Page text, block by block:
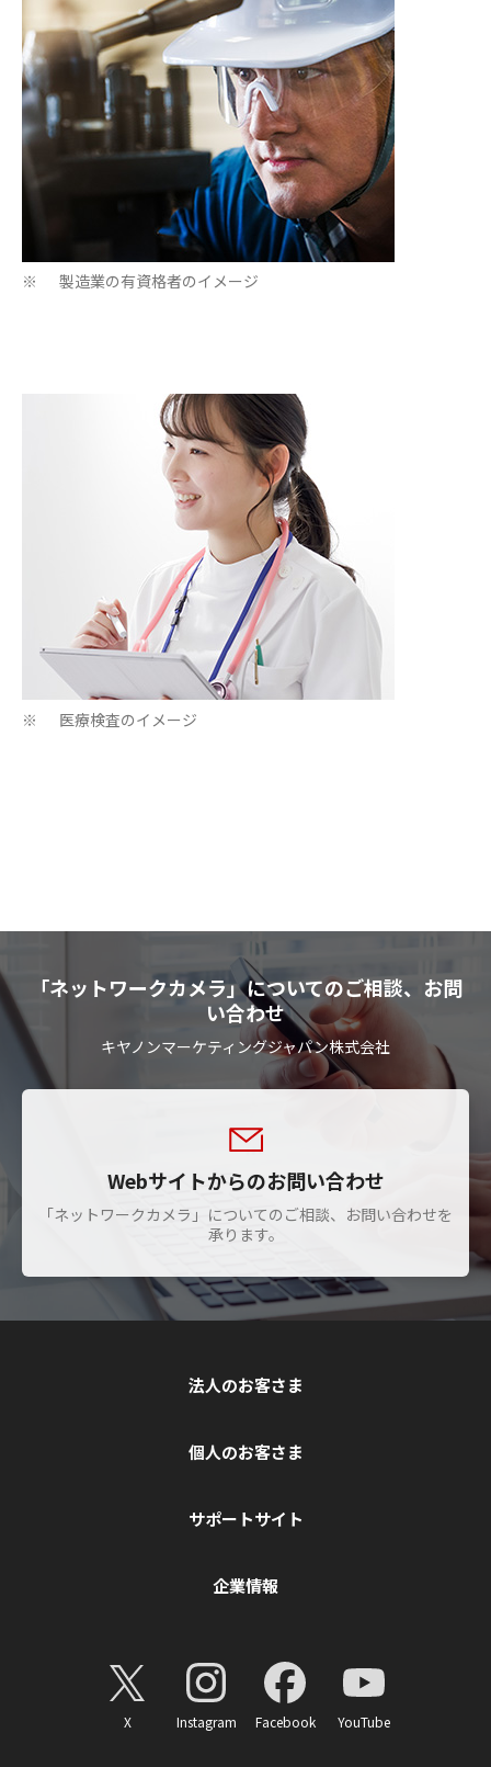
※ 製造業の有資格者のイメージ
※ 医療検査のイメージ
「ネットワークカメラ」についてのご相談、お問
い合わせ
キヤノンマーケティングジャパン株式会社
Webサイトからのお問い合わせ
「ネットワークカメラ」についてのご相談、お問い合わせを
承ります。
法人のお客さま
個人のお客さま
サポートサイト
企業情報
X Instagram Facebook YouTube